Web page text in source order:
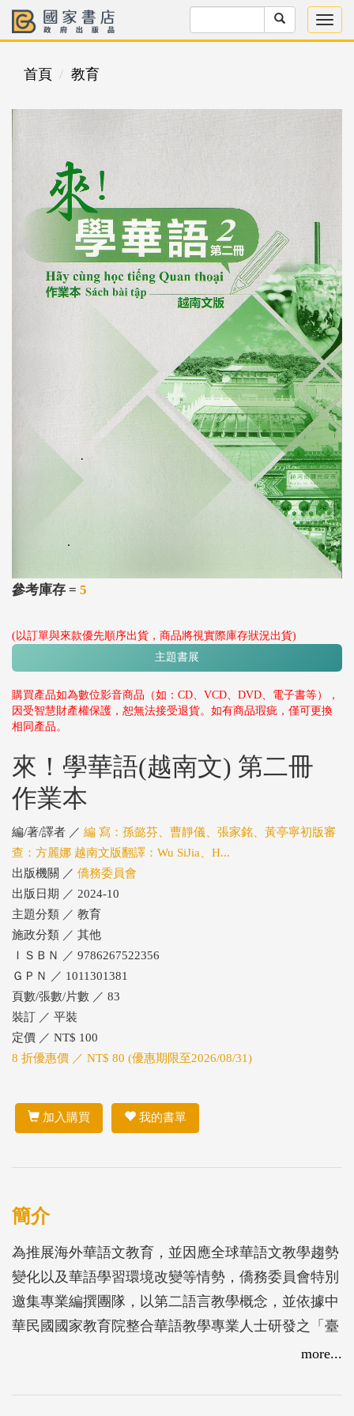
首頁 教育
參考庫存 = 5
(以訂單與來款優先順序出貨，商品將視實際庫存狀況出貨)
主題書展
購買產品如為數位影音商品（如：CD、VCD、DVD、電子書等），
因受智慧財產權保護，恕無法接受退貨。如有商品瑕疵，僅可更換
相同產品。
來！學華語(越南文) 第二冊
作業本
編/著/譯者 ／ 編 寫：孫懿芬、曹靜儀、張家銘、黃亭寧初版審
查：方麗娜 越南文版翻譯：Wu SiJia、H...
出版機關 ／ 僑務委員會
出版日期 ／ 2024-10
主題分類 ／ 教育
施政分類 ／ 其他
ＩＳＢＮ ／ 9786267522356
ＧＰＮ ／ 1011301381
頁數/張數/片數 ／ 83
裝訂 ／ 平裝
定價 ／ NT$ 100
8 折優惠價 ／ NT$ 80 (優惠期限至2026/08/31)
加入購買 我的書單
簡介
為推展海外華語文教育，並因應全球華語文教學趨勢
變化以及華語學習環境改變等情勢，僑務委員會特別
邀集專業編撰團隊，以第二語言教學概念，並依據中
華民國國家教育院整合華語教學專業人士研發之「臺
灣華語文能力基準（TBCL）」語詞分級，開發適合
教材，期透過自然對話的方式，學習日常生活所需之
more...